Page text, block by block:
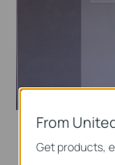
From
Get products,